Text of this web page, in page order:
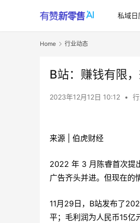
私域日
Home 行业动态
B站：赚钱有限
2023年12月12日 10:12 •
来源 | 伯虎财经
2022 年 3 月陈睿首次提
广告齐头并进。但现在的
11月29日，B站发布了
平；毛利润为人民币15